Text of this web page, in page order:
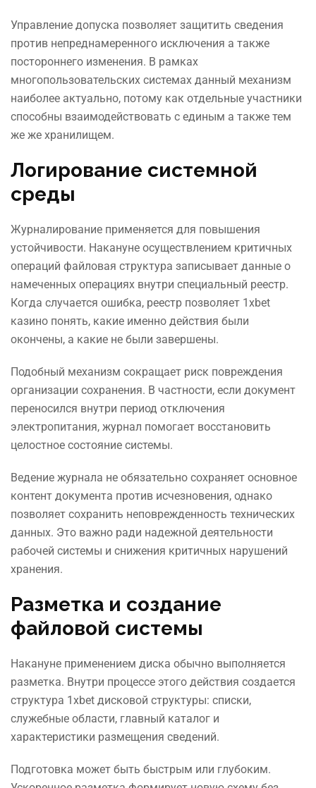
Управление допуска позволяет защитить сведения
против непреднамеренного исключения а также
постороннего изменения. В рамках
многопользовательских системах данный механизм
наиболее актуально, потому как отдельные участники
способны взаимодействовать с единым а также тем
же же хранилищем.
Логирование системной
среды
Журналирование применяется для повышения
устойчивости. Накануне осуществлением критичных
операций файловая структура записывает данные о
намеченных операциях внутри специальный реестр.
Когда случается ошибка, реестр позволяет 1xbet
казино понять, какие именно действия были
окончены, а какие не были завершены.
Подобный механизм сокращает риск повреждения
организации сохранения. В частности, если документ
переносился внутри период отключения
электропитания, журнал помогает восстановить
целостное состояние системы.
Ведение журнала не обязательно сохраняет основное
контент документа против исчезновения, однако
позволяет сохранить неповрежденность технических
данных. Это важно ради надежной деятельности
рабочей системы и снижения критичных нарушений
хранения.
Разметка и создание
файловой системы
Накануне применением диска обычно выполняется
разметка. Внутри процессе этого действия создается
структура 1xbet дисковой структуры: списки,
служебные области, главный каталог и
характеристики размещения сведений.
Подготовка может быть быстрым или глубоким.